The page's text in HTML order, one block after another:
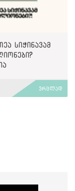
სიჭინავამ
ვრცლად